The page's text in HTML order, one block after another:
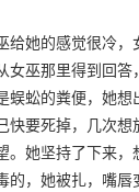
她的感觉很冷，
女巫那里得到回
蜈蚣的粪便，她
快要死掉，几次
。她坚持了下来，
，她被扎，嘴唇